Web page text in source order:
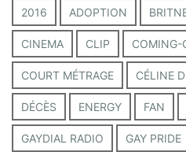
2016 ADOPTION
CINEMA CLIP COMING-
COURT MÉTRAGE CÉLINE
DÉCÈS ENERGY FAN
GAYDIAL RADIO GAY PRIDE